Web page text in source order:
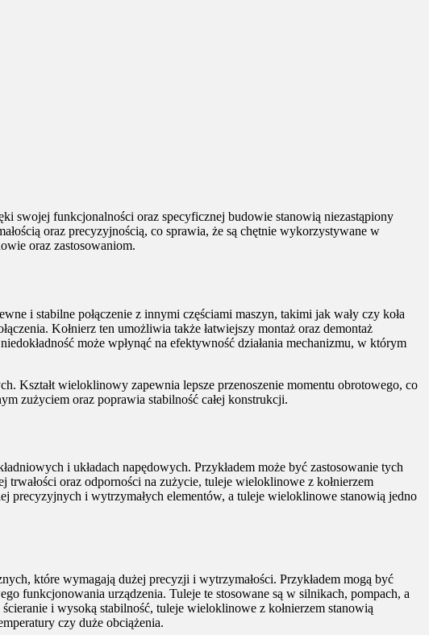
swojej funkcjonalności oraz specyficznej budowie stanowią niezastąpiony
oraz precyzyjnością, co sprawia, że są chętnie wykorzystywane w
oraz zastosowaniom.
i stabilne połączenie z innymi częściami maszyn, takimi jak wały czy koła
Kołnierz ten umożliwia także łatwiejszy montaż oraz demontaż
może wpłynąć na efektywność działania mechanizmu, w którym
Kształt wieloklinowy zapewnia lepsze przenoszenie momentu obrotowego, co
zużyciem oraz poprawia stabilność całej konstrukcji.
i układach napędowych. Przykładem może być zastosowanie tych
trwałości oraz odporności na zużycie, tuleje wieloklinowe z kołnierzem
precyzyjnych i wytrzymałych elementów, a tuleje wieloklinowe stanowią jedno
które wymagają dużej precyzji i wytrzymałości. Przykładem mogą być
funkcjonowania urządzenia. Tuleje te stosowane są w silnikach, pompach, a
i wysoką stabilność, tuleje wieloklinowe z kołnierzem stanowią
czy duże obciążenia.